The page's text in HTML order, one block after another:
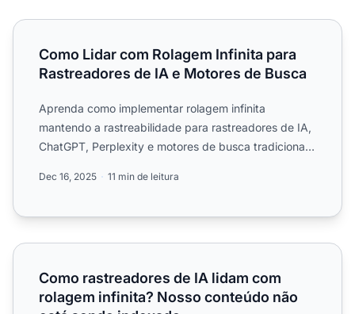
Como Lidar com Rolagem Infinita para Rastreadores de
Como Lidar com Rolagem Infinita para
Rastreadores de IA e Motores de Busca
Aprenda como implementar rolagem infinita
mantendo a rastreabilidade para rastreadores de IA,
ChatGPT, Perplexity e motores de busca tradicionais.
Dec 16, 2025 11 min de leitura
Como rastreadores de IA lidam com rolagem infinita?
Como rastreadores de IA lidam com
rolagem infinita? Nosso conteúdo não